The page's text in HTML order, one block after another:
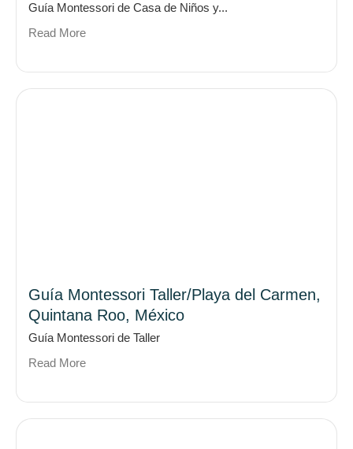
Guía Montessori de Casa de Niños y...
Read More
Guía Montessori Taller/Playa del Carmen,
Quintana Roo, México
Guía Montessori de Taller
Read More